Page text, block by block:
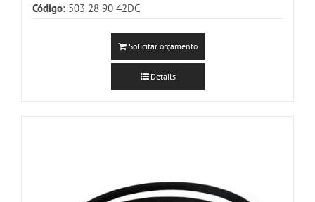
Código: 503 28 90 42DC
Solicitar orçamento
Details